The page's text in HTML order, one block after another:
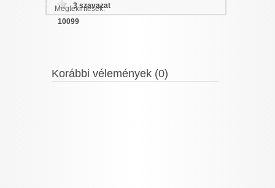
3 szavazat
Megtekintések:
10099
Korábbi vélemények (0)